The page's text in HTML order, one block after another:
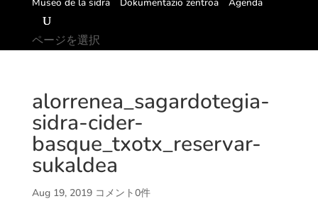
ページを選択
alorrenea_sagardotegia-
sidra-cider-
basque_txotx_reservar-
sukaldea
Aug 19, 2019 コメント0件